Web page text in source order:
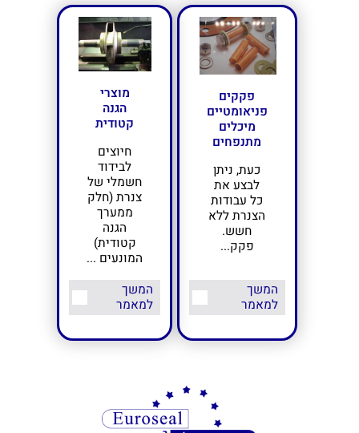
פקקים
פניאומטיים
מיכלים
מתנפחים
כעת, ניתן
לבצע את
כל עבודות
הצנרת ללא
חשש.
פקק...
המשך
למאמר
מוצרי
הגנה
קטודית
חיוצים
לבידוד
חשמלי של
צנרת (חלק
ממערך
הגנה
קטודית)
המונעים ...
המשך
למאמר